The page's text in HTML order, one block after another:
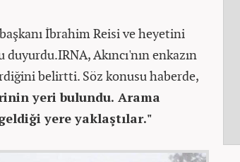
İbrahim Reisi ve heyetini
Akıncı'nın enkazın
belirtti. Söz konusu haberde,
yeri bulundu. Arama
yere yaklaştılar."